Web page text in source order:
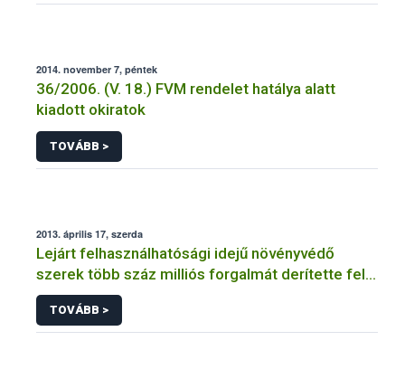
2014. november 7, péntek
36/2006. (V. 18.) FVM rendelet hatálya alatt
kiadott okiratok
TOVÁBB >
2013. április 17, szerda
Lejárt felhasználhatósági idejű növényvédő
szerek több száz milliós forgalmát derítette fel a
NÉBIH
TOVÁBB >